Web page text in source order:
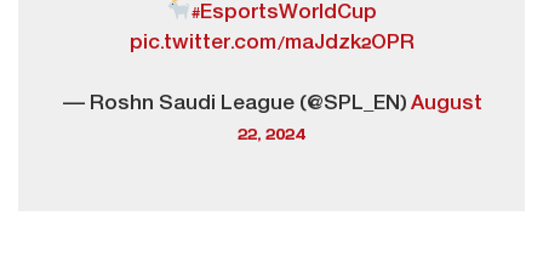
#EsportsWorldCup
pic.twitter.com/maJdzk2OPR
— Roshn Saudi League (@SPL_EN) August
22, 2024